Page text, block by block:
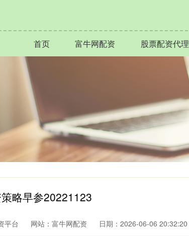
首页 富牛网配资 股票配资代理
略早参20221123
平台 网站：富牛网配资 日期：2026-06-06 20:32:20